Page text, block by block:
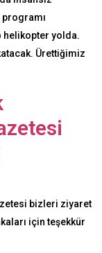
programı
helikopter yolda.
Ürettiğimiz
bizleri ziyaret
için teşekkür